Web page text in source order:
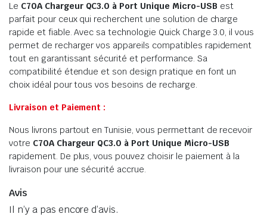
Le C70A Chargeur QC3.0 à Port Unique Micro-USB est
parfait pour ceux qui recherchent une solution de charge
rapide et fiable. Avec sa technologie Quick Charge 3.0, il vous
permet de recharger vos appareils compatibles rapidement
tout en garantissant sécurité et performance. Sa
compatibilité étendue et son design pratique en font un
choix idéal pour tous vos besoins de recharge.
Livraison et Paiement :
Nous livrons partout en Tunisie, vous permettant de recevoir
votre C70A Chargeur QC3.0 à Port Unique Micro-USB
rapidement. De plus, vous pouvez choisir le paiement à la
livraison pour une sécurité accrue.
Avis
Il n’y a pas encore d’avis.